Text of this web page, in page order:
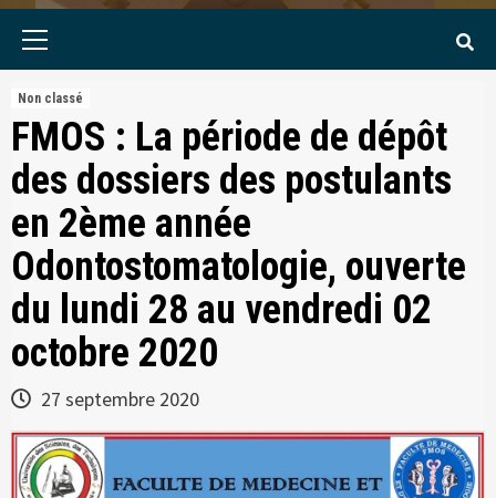
Non classé
FMOS : La période de dépôt
des dossiers des postulants
en 2ème année
Odontostomatologie, ouverte
du lundi 28 au vendredi 02
octobre 2020
27 septembre 2020